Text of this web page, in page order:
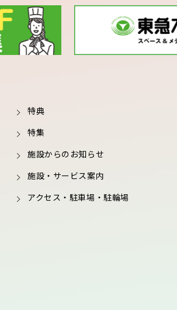
特典
特集
施設からのお知らせ
施設・サービス案内
アクセス・駐車場・駐輪場